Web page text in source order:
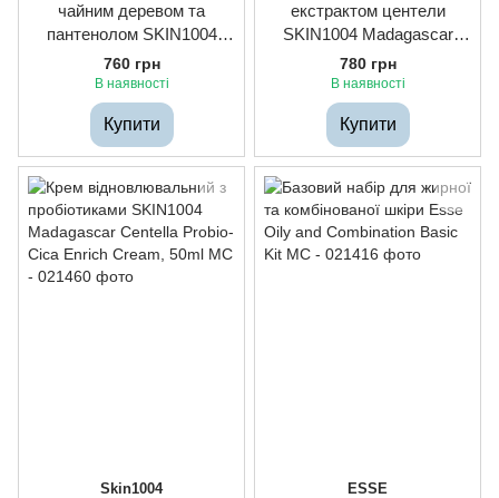
чайним деревом та
пантенолом SKIN1004
Madagascar Centella Tea-
Trica B5 Cream, 75ml
760 грн
В наявності
Купити
екстрактом центели
SKIN1004 Madagascar
Centella Soothing Cream,
75ml
780 грн
В наявності
Купити
Skin1004 ESSE